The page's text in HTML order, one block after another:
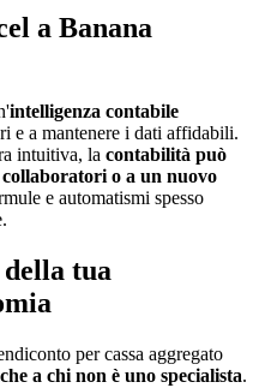
a Banana
intelligenza contabile
e a mantenere i dati affidabili.
intuitiva, la contabilità può
o a un nuovo
e automatismi spesso
tua
per cassa aggregato
a chi non è uno specialista.